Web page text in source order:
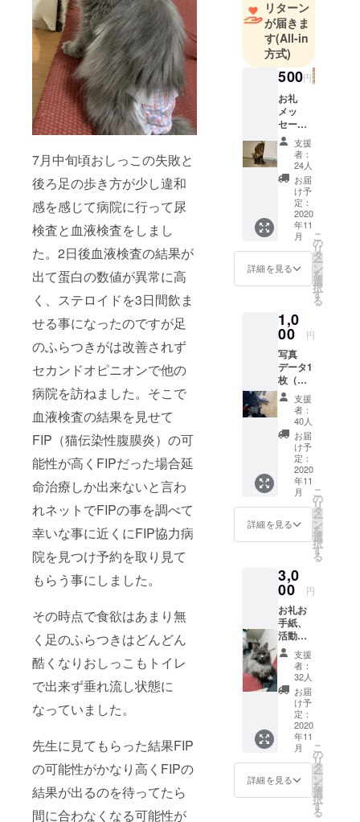
7月中旬頃おしっこの失敗と
後ろ足の歩き方が少し違和
感を感じて病院に行って尿
検査と血液検査をしまし
た。2日後血液検査の結果が
出て蛋白の数値が異常に高
く、ステロイドを3日間飲ま
せる事になったのですが足
のふらつきがは改善されず
セカンドオピニオンで他の
病院を訪ねました。そこで
血液検査の結果を見せて
FIP（猫伝染性腹膜炎）の可
能性が高くFIPだった場合延
命治療しか出来ないと言わ
れネットでFIPの事を調べて
幸いな事に近くにFIP協力病
院を見つけ予約を取り見て
もらう事にしました。
その時点で食欲はあまり無
く足のふらつきはどんどん
酷くなりおしっこもトイレ
で出来ず垂れ流し状態に
なっていました。
先生に見てもらった結果FIP
の可能性がかなり高くFIPの
結果が出るのを待ってたら
間に合わなくなる可能性が
リターン
が届きま
す(All-in
方式)
500円
お礼
メッ
セージ
と活動
報告を
送らせ
て頂き
ます。
支援
者：
24人
お届
け予
定：
2020
年11
月
詳細を見る
こ
の
リ
タ
ー
ン
を
選
択
す
る
1,0
00 円
写真
データ1
枚（ラ
ンダ
ム）と
お礼の
メッ
セー
ジ、活
動報告
を送ら
せて頂
きま
す。
支援
者：
40人
お届
け予
定：
2020
年11
月
詳細を見る
こ
の
リ
タ
ー
ン
を
選
択
す
る
3,0
00 円
お礼お
手紙、
活動報
告、ポ
スト
カード
を送ら
せて頂
きま
す。
支援
者：
32人
お届
け予
定：
2020
年11
月
詳細を見る
こ
の
リ
タ
ー
ン
を
選
択
す
る